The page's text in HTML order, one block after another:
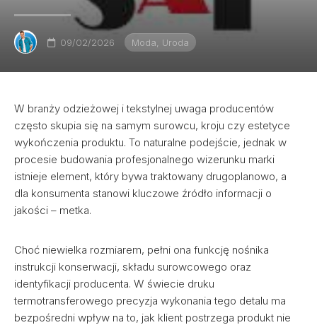
09/02/2026 Moda, Uroda
W branży odzieżowej i tekstylnej uwaga producentów
często skupia się na samym surowcu, kroju czy estetyce
wykończenia produktu. To naturalne podejście, jednak w
procesie budowania profesjonalnego wizerunku marki
istnieje element, który bywa traktowany drugoplanowo, a
dla konsumenta stanowi kluczowe źródło informacji o
jakości – metka.
Choć niewielka rozmiarem, pełni ona funkcję nośnika
instrukcji konserwacji, składu surowcowego oraz
identyfikacji producenta. W świecie druku
termotransferowego precyzja wykonania tego detalu ma
bezpośredni wpływ na to, jak klient postrzega produkt nie